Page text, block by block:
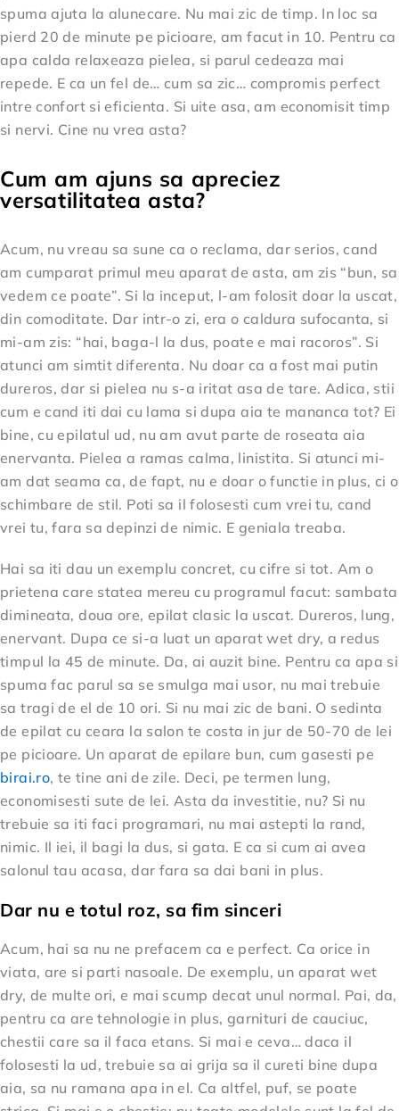
spuma ajuta la alunecare. Nu mai zic de timp. In loc sa
pierd 20 de minute pe picioare, am facut in 10. Pentru ca
apa calda relaxeaza pielea, si parul cedeaza mai
repede. E ca un fel de… cum sa zic… compromis perfect
intre confort si eficienta. Si uite asa, am economisit timp
si nervi. Cine nu vrea asta?
Cum am ajuns sa apreciez
versatilitatea asta?
Acum, nu vreau sa sune ca o reclama, dar serios, cand
am cumparat primul meu aparat de asta, am zis “bun, sa
vedem ce poate”. Si la inceput, l-am folosit doar la uscat,
din comoditate. Dar intr-o zi, era o caldura sufocanta, si
mi-am zis: “hai, baga-l la dus, poate e mai racoros”. Si
atunci am simtit diferenta. Nu doar ca a fost mai putin
dureros, dar si pielea nu s-a iritat asa de tare. Adica, stii
cum e cand iti dai cu lama si dupa aia te mananca tot? Ei
bine, cu epilatul ud, nu am avut parte de roseata aia
enervanta. Pielea a ramas calma, linistita. Si atunci mi-
am dat seama ca, de fapt, nu e doar o functie in plus, ci o
schimbare de stil. Poti sa il folosesti cum vrei tu, cand
vrei tu, fara sa depinzi de nimic. E geniala treaba.
Hai sa iti dau un exemplu concret, cu cifre si tot. Am o
prietena care statea mereu cu programul facut: sambata
dimineata, doua ore, epilat clasic la uscat. Dureros, lung,
enervant. Dupa ce si-a luat un aparat wet dry, a redus
timpul la 45 de minute. Da, ai auzit bine. Pentru ca apa si
spuma fac parul sa se smulga mai usor, nu mai trebuie
sa tragi de el de 10 ori. Si nu mai zic de bani. O sedinta
de epilat cu ceara la salon te costa in jur de 50-70 de lei
pe picioare. Un aparat de epilare bun, cum gasesti pe
birai.ro, te tine ani de zile. Deci, pe termen lung,
economisesti sute de lei. Asta da investitie, nu? Si nu
trebuie sa iti faci programari, nu mai astepti la rand,
nimic. Il iei, il bagi la dus, si gata. E ca si cum ai avea
salonul tau acasa, dar fara sa dai bani in plus.
Dar nu e totul roz, sa fim sinceri
Acum, hai sa nu ne prefacem ca e perfect. Ca orice in
viata, are si parti nasoale. De exemplu, un aparat wet
dry, de multe ori, e mai scump decat unul normal. Pai, da,
pentru ca are tehnologie in plus, garnituri de cauciuc,
chestii care sa il faca etans. Si mai e ceva… daca il
folosesti la ud, trebuie sa ai grija sa il cureti bine dupa
aia, sa nu ramana apa in el. Ca altfel, puf, se poate